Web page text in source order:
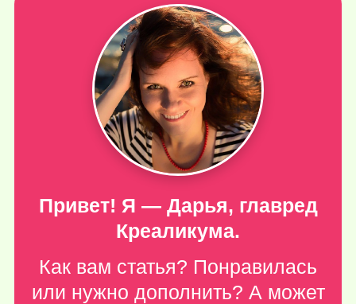
Привет! Я — Дарья, главред
Креаликума.
Как вам статья? Понравилась
или нужно дополнить? А может